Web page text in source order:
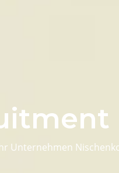
Unternehmen